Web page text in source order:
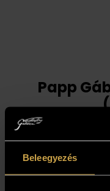
Beleegyezés
Papp